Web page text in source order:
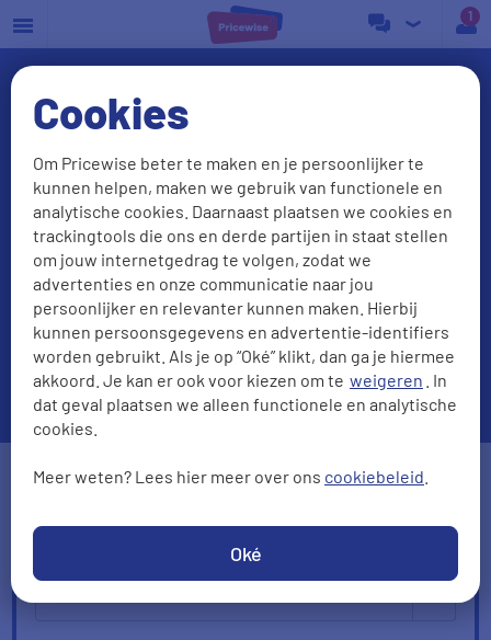
Cookies
Om Pricewise beter te maken en je persoonlijker te
kunnen helpen, maken we gebruik van functionele en
analytische cookies. Daarnaast plaatsen we cookies en
trackingtools die ons en derde partijen in staat stellen
om jouw internetgedrag te volgen, zodat we
advertenties en onze communicatie naar jou
persoonlijker en relevanter kunnen maken. Hierbij
kunnen persoonsgegevens en advertentie-identifiers
worden gebruikt. Als je op “Oké” klikt, dan ga je hiermee
akkoord. Je kan er ook voor kiezen om te weigeren . In
dat geval plaatsen we alleen functionele en analytische
cookies.
Meer weten? Lees hier meer over ons cookiebeleid
Oké
a
Energie vergelijken?
Check onze beste deals
Postcode